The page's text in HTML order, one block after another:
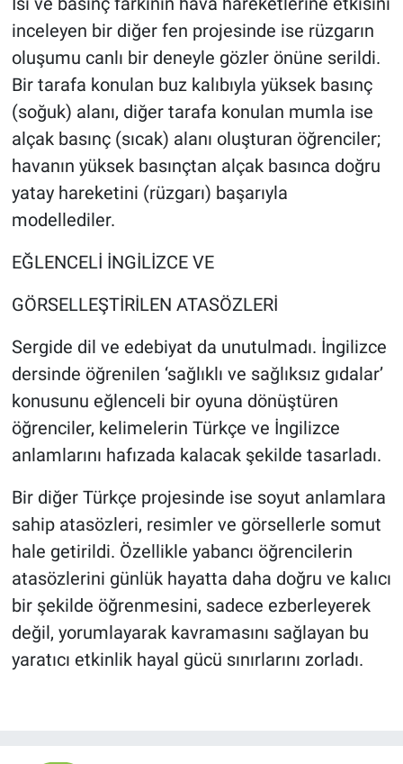
inceleyen bir diğer fen projesinde ise rüzgarın
oluşumu canlı bir deneyle gözler önüne serildi.
Bir tarafa konulan buz kalıbıyla yüksek basınç
(soğuk) alanı, diğer tarafa konulan mumla ise
alçak basınç (sıcak) alanı oluşturan öğrenciler;
havanın yüksek basınçtan alçak basınca doğru
yatay hareketini (rüzgarı) başarıyla
modellediler.
EĞLENCELİ İNGİLİZCE VE
GÖRSELLEŞTİRİLEN ATASÖZLERİ
Sergide dil ve edebiyat da unutulmadı. İngilizce
dersinde öğrenilen ‘sağlıklı ve sağlıksız gıdalar’
konusunu eğlenceli bir oyuna dönüştüren
öğrenciler, kelimelerin Türkçe ve İngilizce
anlamlarını hafızada kalacak şekilde tasarladı.
Bir diğer Türkçe projesinde ise soyut anlamlara
sahip atasözleri, resimler ve görsellerle somut
hale getirildi. Özellikle yabancı öğrencilerin
atasözlerini günlük hayatta daha doğru ve kalıcı
bir şekilde öğrenmesini, sadece ezberleyerek
değil, yorumlayarak kavramasını sağlayan bu
yaratıcı etkinlik hayal gücü sınırlarını zorladı.